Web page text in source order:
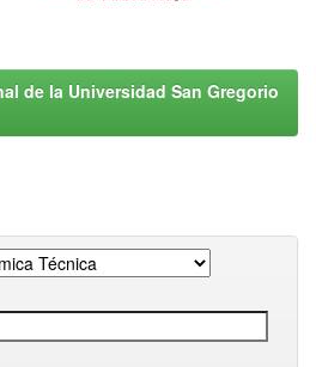
de la Universidad San Gregorio